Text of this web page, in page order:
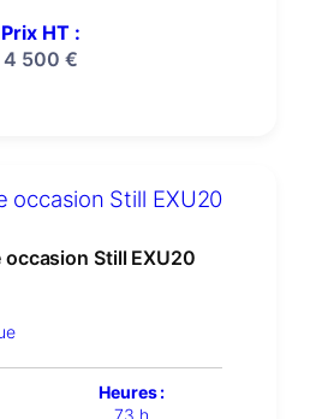
Prix HT :
4 500 €
Still EXU20
Heures :